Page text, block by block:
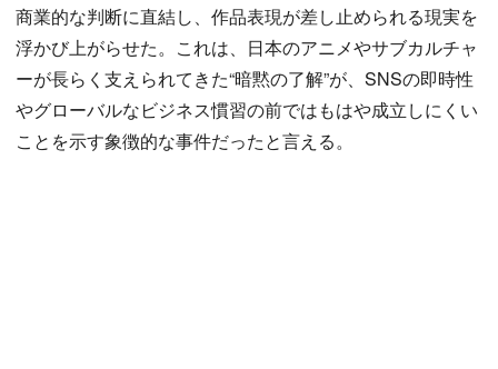
商業的な判断に直結し、作品表現が差し止められる現実を
浮かび上がらせた。これは、日本のアニメやサブカルチャ
ーが長らく支えられてきた“暗黙の了解”が、SNSの即時性
やグローバルなビジネス慣習の前ではもはや成立しにくい
ことを示す象徴的な事件だったと言える。